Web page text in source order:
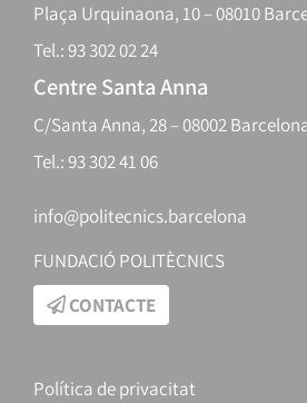
Plaça Urquinaona, 10 – 08010
Tel.: 93 302 02 24
Centre Santa Anna
C/Santa Anna, 28 – 08002
Tel.: 93 302 41 06
info@politecnics.barcelona
FUNDACIÓ POLITÈCNICS
CONTACTE
Política de privacitat